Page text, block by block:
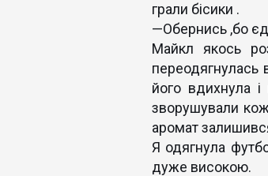
грали бісики .
—Обернись ,бо
Майкл якось
переодягнулась
його вдихнула і
зворушували
аромат
Я одягнула
дуже високою.